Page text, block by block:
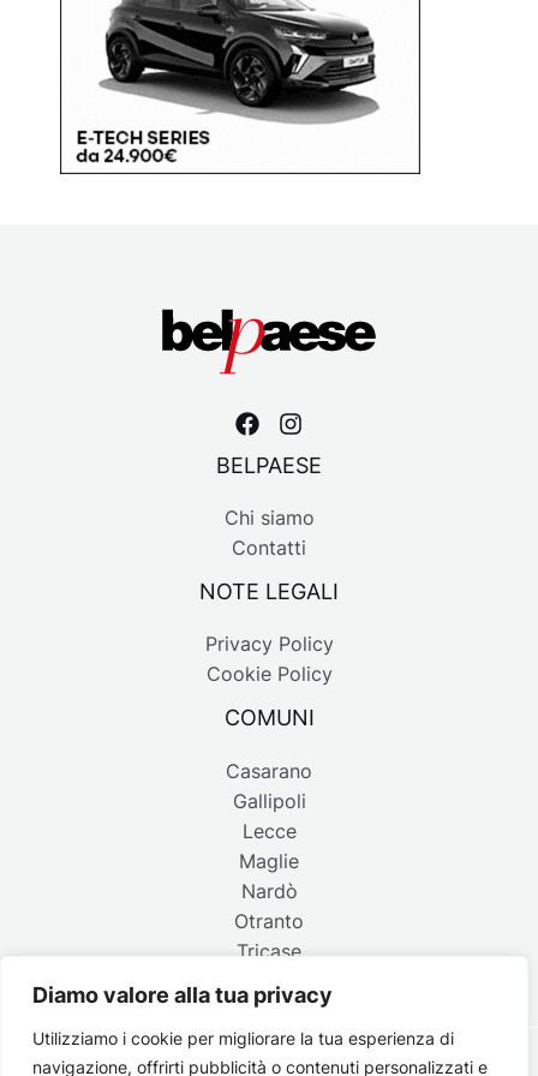
Diamo valore alla tua privacy
Utilizziamo i cookie per migliorare la tua esperienza di
navigazione, offrirti pubblicità o contenuti personalizzati e
BELPAESE
Chi siamo
Contatti
NOTE LEGALI
Privacy Policy
Cookie Policy
COMUNI
Casarano
Gallipoli
Lecce
Maglie
Nardò
Otranto
Tricase